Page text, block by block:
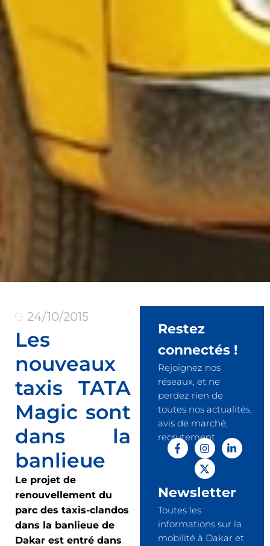
24/10/2015
Les
nouveaux
taxis TATA
Magic sont
dans la
banlieue
Le projet de
renouvellement du
parc des taxis-clandos
dans la banlieue de
Dakar est entré dans
Restez
connectés !
Rejoignez nos
réseaux, et ne
perdez rien de
toutes nos actualités,
avis de marché,
recrutement.
Newsletter
Toutes les
informations sur la
mobilité à Dakar et